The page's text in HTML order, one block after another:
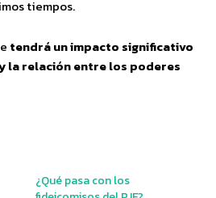
tiempos.
tendrá un impacto significativo
la relación entre los poderes
¿Qué pasa con los